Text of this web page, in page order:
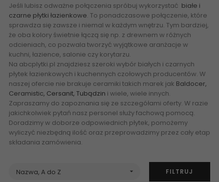
Jeśli lubisz odważne połączenia spróbuj wykorzystać białe i
czarne płytki łazienkowe. To ponadczasowe połączenie, które
sprawdza się zawsze i niemal w każdym wnętrzu. Tym bardziej,
że oba kolory świetnie łączą się np. z drewnem w różnych
odcieniach, co pozwala tworzyć wyjątkowe aranżacje w
kuchni, łazience, salonie czy korytarzu.
Na abcplytki.pl znajdziesz szeroki wybór białych i czarnych
płytek łazienkowych i kuchennych czołowych producentów. W
naszej ofercie nie brakuje ceramiki takich marek jak Baldocer,
Ceramistic, Cersanit, Tubądzin i wiele, wiele innych.
Zapraszamy do zapoznania się ze szczegółami oferty. W razie
jakichkolwiek pytań nasz personel służy fachową pomocą.
Doradzimy w doborze odpowiednich płytek, pomożemy
wyliczyć niezbędną ilość oraz przeprowadzimy przez cały etap
składania zamówienia.
Nazwa, A do Z  FILTRUJ